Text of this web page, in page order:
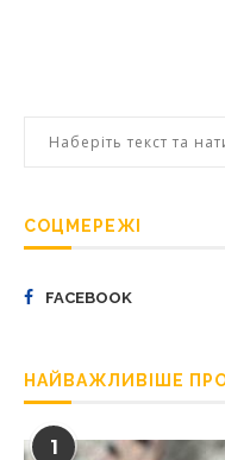
СОЦМЕРЕЖІ
FACEBOOK
НАЙВАЖЛИВІШЕ
1